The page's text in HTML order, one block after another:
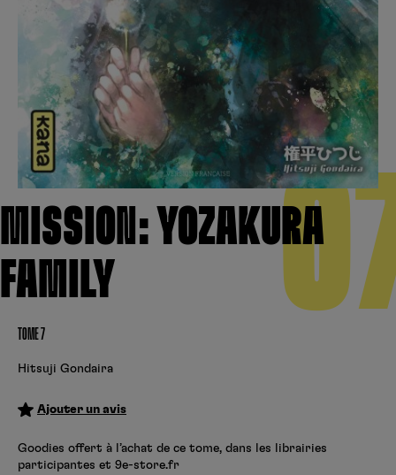
MISSION: YOZAKURA
FAMILY
TOME 7
Hitsuji Gondaira
Ajouter un avis
Goodies offert à l’achat de ce tome, dans les librairies
participantes et 9e-store.fr
Se connecter S’inscrire
Hunter x Hunter
Fire Force
Black Butler